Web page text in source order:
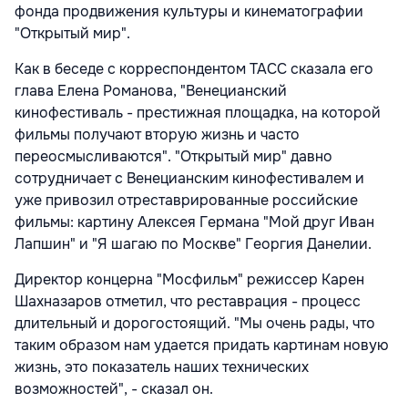
фонда продвижения культуры и кинематографии
"Открытый мир".
Как в беседе с корреспондентом ТАСС сказала его
глава Елена Романова, "Венецианский
кинофестиваль - престижная площадка, на которой
фильмы получают вторую жизнь и часто
переосмысливаются". "Открытый мир" давно
сотрудничает с Венецианским кинофестивалем и
уже привозил отреставрированные российские
фильмы: картину Алексея Германа "Мой друг Иван
Лапшин" и "Я шагаю по Москве" Георгия Данелии.
Директор концерна "Мосфильм" режиссер Карен
Шахназаров отметил, что реставрация - процесс
длительный и дорогостоящий. "Мы очень рады, что
таким образом нам удается придать картинам новую
жизнь, это показатель наших технических
возможностей", - сказал он.